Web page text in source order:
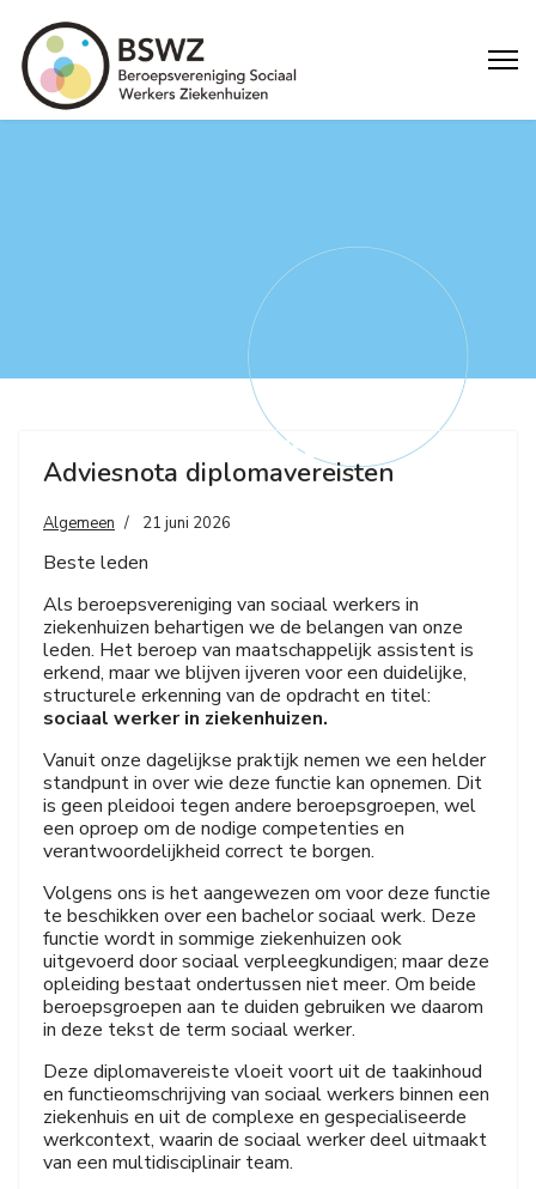
ALGEMEEN
Adviesnota diplomavereisten
Algemeen 21 juni 2026
Beste leden
Als beroepsvereniging van sociaal werkers in
ziekenhuizen behartigen we de belangen van onze
leden. Het beroep van maatschappelijk assistent is
erkend, maar we blijven ijveren voor een duidelijke,
structurele erkenning van de opdracht en titel:
sociaal werker in ziekenhuizen.
Vanuit onze dagelijkse praktijk nemen we een helder
standpunt in over wie deze functie kan opnemen. Dit
is geen pleidooi tegen andere beroepsgroepen, wel
een oproep om de nodige competenties en
verantwoordelijkheid correct te borgen.
Volgens ons is het aangewezen om voor deze functie
te beschikken over een bachelor sociaal werk. Deze
functie wordt in sommige ziekenhuizen ook
uitgevoerd door sociaal verpleegkundigen; maar deze
opleiding bestaat ondertussen niet meer. Om beide
beroepsgroepen aan te duiden gebruiken we daarom
in deze tekst de term sociaal werker.
Deze diplomavereiste vloeit voort uit de taakinhoud
en functieomschrijving van sociaal werkers binnen een
ziekenhuis en uit de complexe en gespecialiseerde
werkcontext, waarin de sociaal werker deel uitmaakt
van een multidisciplinair team.